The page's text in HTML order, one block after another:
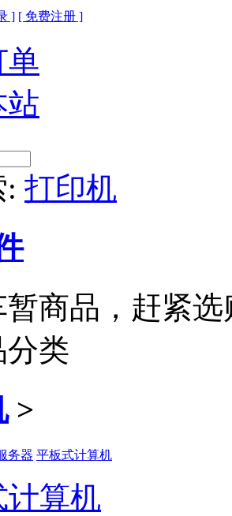
] [ 免费注册 ]
单
站
打印机
商品，赶紧选
分类
>
务器 平板式计算机
算机